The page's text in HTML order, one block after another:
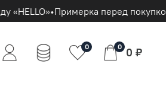
«HELLO»•Примерка перед покупкой
0 0 0 ₽